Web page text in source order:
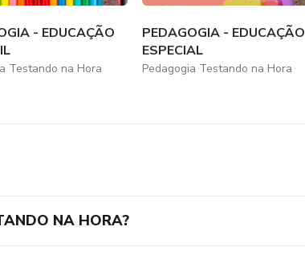
- EDUCAÇÃO
Testando na Hora
PEDAGOGIA - EDUCAÇÃO
ESPECIAL
Pedagogia Testando na Hora
NA HORA?